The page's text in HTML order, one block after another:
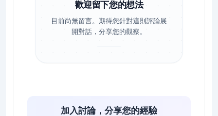
歡迎留下您的想法
目前尚無留言。期待您針對這則評論展
開對話，分享您的觀察。
加入討論，分享您的經驗